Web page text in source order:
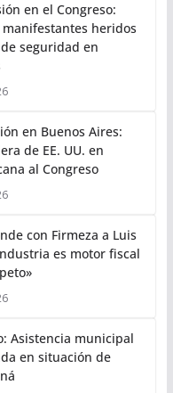
en el Congreso:
heridos
seguridad en
en Buenos Aires:
de EE. UU. en
al Congreso
con Firmeza a Luis
es motor fiscal
Asistencia municipal
en situación de